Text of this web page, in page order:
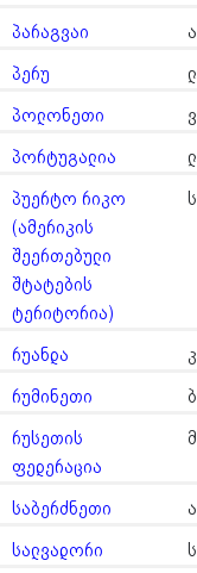
პარაგვაი
პერუ
პოლონეთი
პორტუგალია
პუერტო რიკო
(ამერიკის
შეერთებული
შტატების
ტერიტორია)
რუანდა
რუმინეთი
რუსეთის
ფედერაცია
საბერძნეთი
სალვადორი